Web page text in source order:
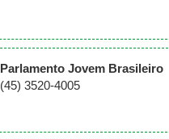
Parlamento Jovem Brasileiro
(45) 3520-4005